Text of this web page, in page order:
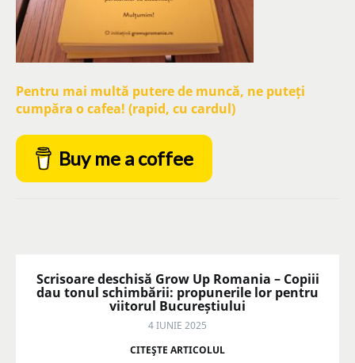
Pentru mai multă putere de muncă, ne puteți
cumpăra o cafea! (rapid, cu cardul)
Buy me a coffee
Scrisoare deschisă Grow Up Romania – Copiii
dau tonul schimbării: propunerile lor pentru
viitorul Bucureștiului
4 IUNIE 2025
CITEŞTE ARTICOLUL